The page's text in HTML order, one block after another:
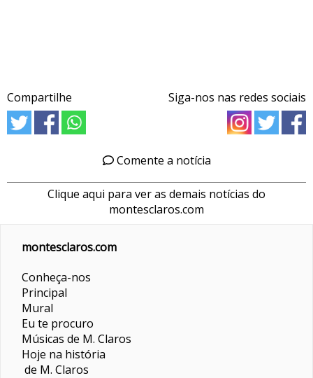
Compartilhe Siga-nos nas redes sociais
Comente a notícia
Clique aqui para ver as demais notícias do
montesclaros.com
montesclaros.com
Conheça-nos
Principal
Mural
Eu te procuro
Músicas de M. Claros
Hoje na história
de M. Claros